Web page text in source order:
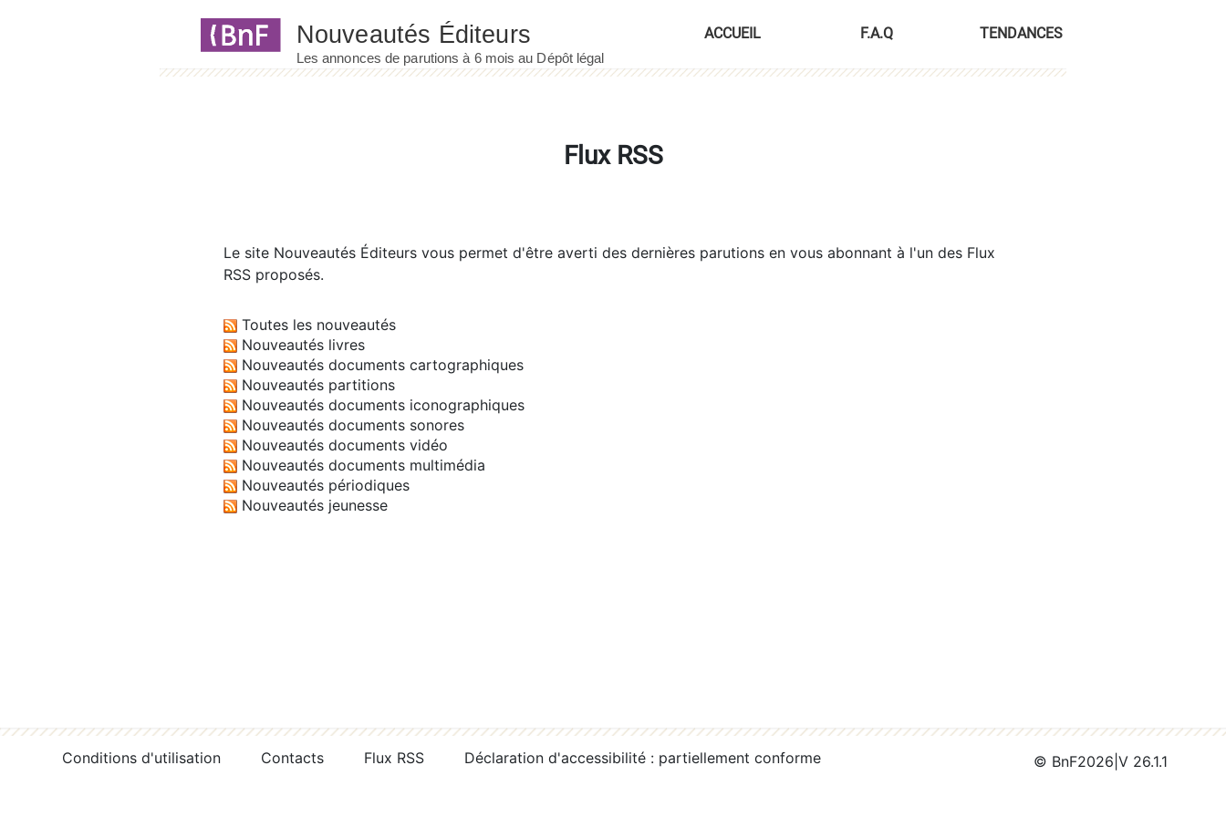
ACCUEIL F.A.Q TENDANCES
Flux RSS
Le site Nouveautés Éditeurs vous permet d'être averti des dernières parutions en vous abonnant à l'un des Flux
RSS proposés.
Toutes les nouveautés
Nouveautés livres
Nouveautés documents cartographiques
Nouveautés partitions
Nouveautés documents iconographiques
Nouveautés documents sonores
Nouveautés documents vidéo
Nouveautés documents multimédia
Nouveautés périodiques
Nouveautés jeunesse
Conditions d'utilisation Contacts Flux RSS Déclaration d'accessibilité : partiellement conforme © BnF2026 V 26.1.1